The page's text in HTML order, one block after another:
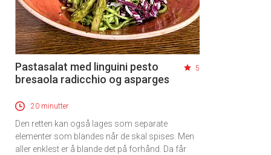
Pastasalat med linguini pesto
bresaola radicchio og asparges
5
20 minutter
Den retten kan også lages som separate
elementer som blandes når de skal spises. Men
aller enklest er å blande det på forhånd. Da får